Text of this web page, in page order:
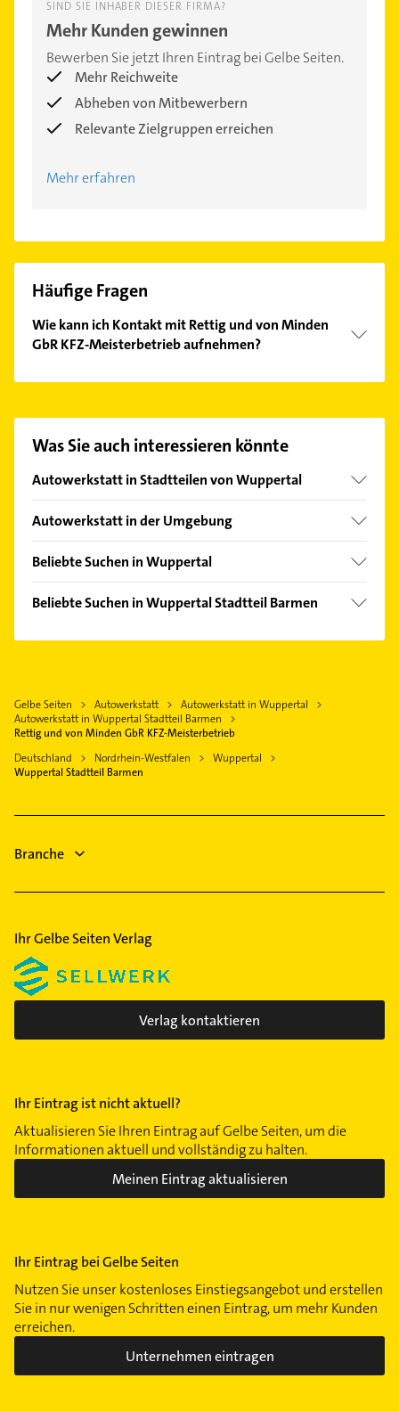
SIND SIE INHABER DIESER FIRMA?
Mehr Kunden gewinnen
Bewerben Sie jetzt Ihren Eintrag bei Gelbe Seiten.
Mehr Reichweite
Abheben von Mitbewerbern
Relevante Zielgruppen erreichen
Mehr erfahren
Häufige Fragen
Wie kann ich Kontakt mit Rettig und von Minden
GbR KFZ-Meisterbetrieb aufnehmen?
Einfach die passenden Kontaktmöglichkeiten wie
auswählen. Hier finden Sie alleKontaktdaten
Was Sie auch interessieren könnte
Autowerkstatt in Stadtteilen von Wuppertal
Cronenberg
Langerfeld
Vohwinkel
Autowerkstatt in der Umgebung
Gevelsberg
Ennepetal
Velbert
Hattingen Ruhr
Solingen
Wermelskirchen
Beliebte Suchen in Wuppertal
Heizung & Sanitär
Heizungsbauer
Logopädie
Schreiner
Elektroinstallation
Elektro Reparatur
Beliebte Suchen in Wuppertal Stadtteil Barmen
Heizungsfirmen
Elektroinstallation
Elektriker
Elektro Reparatur
Physiotherapie
Gelbe Seiten Autowerkstatt
Autowerkstatt in Wuppertal
Autowerkstatt in Wuppertal Stadtteil Barmen
Rettig und von Minden GbR KFZ-Meisterbetrieb
Deutschland
Nordrhein-Westfalen
Wuppertal
Wuppertal Stadtteil Barmen
Branche
Ihr Gelbe Seiten Verlag
Verlag kontaktieren
Ihr Eintrag ist nicht aktuell?
Aktualisieren Sie Ihren Eintrag auf Gelbe Seiten, um die
Informationen aktuell und vollständig zu halten.
Meinen Eintrag aktualisieren
Ihr Eintrag bei Gelbe Seiten
Nutzen Sie unser kostenloses Einstiegsangebot und erstellen
Sie in nur wenigen Schritten einen Eintrag, um mehr Kunden
erreichen.
Unternehmen eintragen